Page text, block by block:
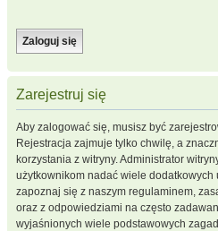
Zarejestruj się
Aby zalogować się, musisz być
Rejestracja zajmuje tylko chwilę, a
korzystania z witryny. Administrator
użytkownikom nadać wiele
zapoznaj się z naszym regulaminem,
oraz z odpowiedziami na często
wyjaśnionych wiele podstawowych